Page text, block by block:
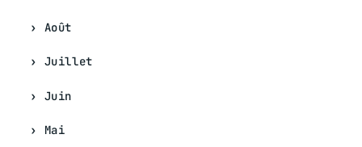
Août
Juillet
Juin
Mai